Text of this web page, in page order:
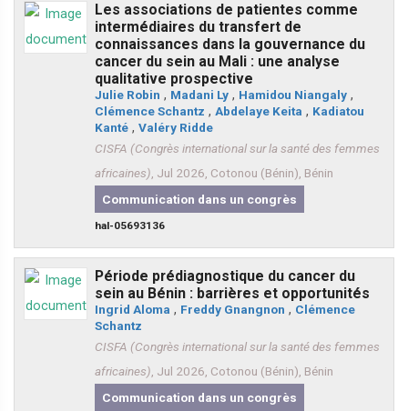
Les associations de patientes comme
intermédiaires du transfert de
connaissances dans la gouvernance du
cancer du sein au Mali : une analyse
qualitative prospective
Julie Robin , Madani Ly , Hamidou Niangaly ,
Clémence Schantz , Abdelaye Keita , Kadiatou
Kanté , Valéry Ridde
CISFA (Congrès international sur la santé des femmes
africaines) , Jul 2026, Cotonou (Bénin), Bénin
Communication dans un congrès
hal-05693136
Période prédiagnostique du cancer du
sein au Bénin : barrières et opportunités
Ingrid Aloma , Freddy Gnangnon , Clémence
Schantz
CISFA (Congrès international sur la santé des femmes
africaines) , Jul 2026, Cotonou (Bénin), Bénin
Communication dans un congrès